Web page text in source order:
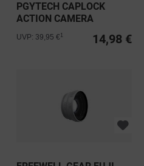
PGYTECH CAPLOCK
ACTION CAMERA
MAGNETIC MOUNT
14,98 €
UVP: 39,95 €